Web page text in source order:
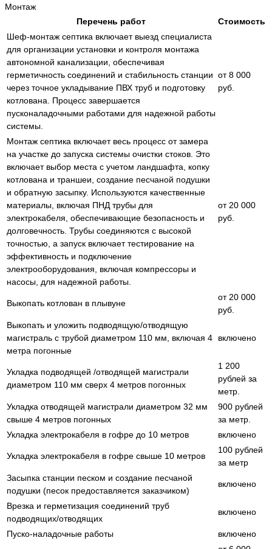
Монтаж
Перечень работ
Стоимость
Шеф-монтаж септика включает выезд специалиста
для организации установки и контроля монтажа
автономной канализации, обеспечивая
герметичность соединений и стабильность станции
через точное укладывание ПВХ труб и подготовку
котлована. Процесс завершается
пусконаладочными работами для надежной работы
системы.
от 8 000
руб.
Монтаж септика включает весь процесс от замера
на участке до запуска системы очистки стоков. Это
включает выбор места с учетом ландшафта, копку
котлована и траншеи, создание песчаной подушки
и обратную засыпку. Используются качественные
материалы, включая ПНД трубы для
электрокабеля, обеспечивающие безопасность и
долговечность. Трубы соединяются с высокой
точностью, а запуск включает тестирование на
эффективность и подключение
электрооборудования, включая компрессоры и
насосы, для надежной работы.
от 20 000
руб.
Выкопать котлован в плывуне
от 20 000
руб.
Выкопать и уложить подводящую/отводящую
магистраль с трубой диаметром 110 мм, включая 4
метра погонные
включено
Укладка подводящей /отводящей магистрали
диаметром 110 мм сверх 4 метров погонных
1 200
рублей за
метр.
Укладка отводящей магистрали диаметром 32 мм
свыше 4 метров погонных
900 рублей
за метр.
Укладка электрокабеля в гофре до 10 метров
включено
Укладка электрокабеля в гофре свыше 10 метров
100 рублей
за метр
Засыпка станции песком и создание песчаной
подушки (песок предоставляется заказчиком)
включено
Врезка и герметизация соединений труб
подводящих/отводящих
включено
Пуско-наладочные работы включено